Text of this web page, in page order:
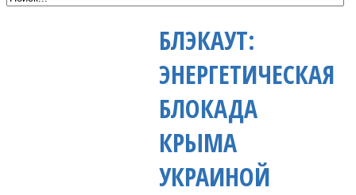
БЛЭКАУТ:
ЭНЕРГЕТИЧЕСКАЯ
БЛОКАДА
КРЫМА
УКРАИНОЙ